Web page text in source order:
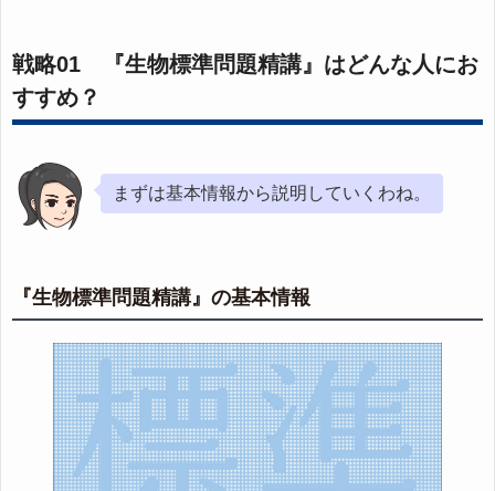
戦略01 『生物標準問題精講』はどんな人にお
すすめ？
まずは基本情報から説明していくわね。
『生物標準問題精講』の基本情報